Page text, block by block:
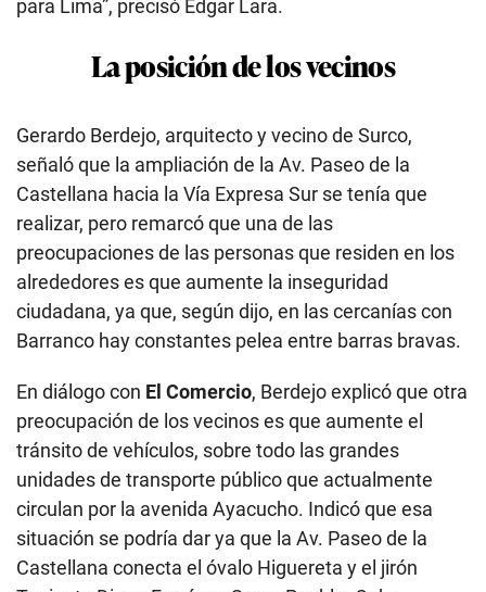
para Lima”, precisó Edgar Lara.
La posición de los vecinos
Gerardo Berdejo, arquitecto y vecino de Surco,
señaló que la ampliación de la Av. Paseo de la
Castellana hacia la Vía Expresa Sur se tenía que
realizar, pero remarcó que una de las
preocupaciones de las personas que residen en los
alrededores es que aumente la inseguridad
ciudadana, ya que, según dijo, en las cercanías con
Barranco hay constantes pelea entre barras bravas.
En diálogo con El Comercio, Berdejo explicó que otra
preocupación de los vecinos es que aumente el
tránsito de vehículos, sobre todo las grandes
unidades de transporte público que actualmente
circulan por la avenida Ayacucho. Indicó que esa
situación se podría dar ya que la Av. Paseo de la
Castellana conecta el óvalo Higuereta y el jirón